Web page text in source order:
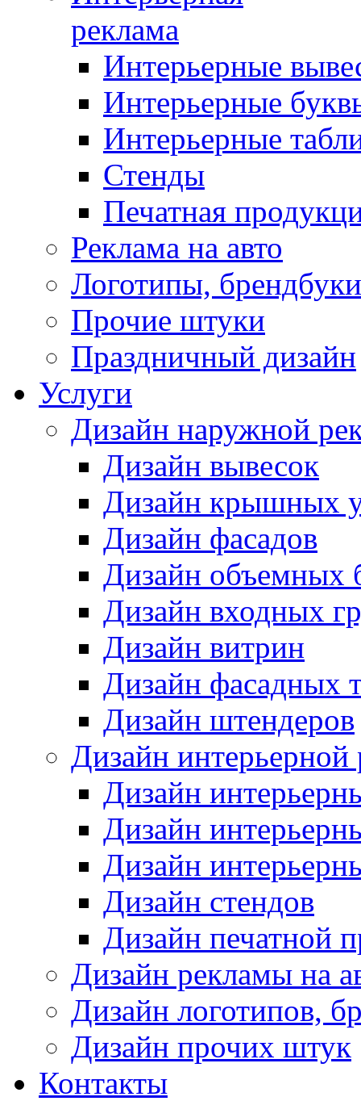
реклама
Интерьерные
Интерьерные
Интерьерные
Стенды
Печатная
Реклама на авто
Логотипы, брендбуки
Прочие штуки
Праздничный дизайн
Услуги
Дизайн наружной
Дизайн вывесок
Дизайн крышных
Дизайн фасадов
Дизайн объемных
Дизайн входных
Дизайн витрин
Дизайн фасадных
Дизайн штендеров
Дизайн интерьерной
Дизайн
Дизайн
Дизайн
Дизайн стендов
Дизайн печатной
Дизайн рекламы на
Дизайн логотипов,
Дизайн прочих штук
Контакты